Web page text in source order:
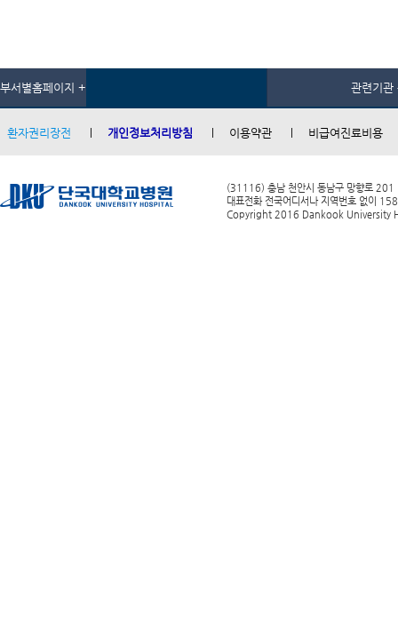
부서별홈페이지 + 관련기관
환자권리장전 개인정보처리방침 이용약관 비급여진료비용
(31116) 충남 천안시 동남구 망향로 201
대표전화 전국어디서나 지역번호 없이
Copyright 2016 Dankook University